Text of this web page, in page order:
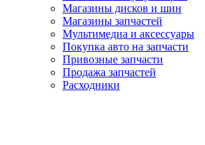
Магазины дисков и шин
Магазины запчастей
Мультимедиа и аксессуары
Покупка авто на запчасти
Привозные запчасти
Продажа запчастей
Расходники